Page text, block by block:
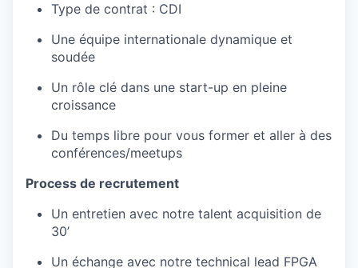
Type de contrat : CDI
Une équipe internationale dynamique et
soudée
Un rôle clé dans une start-up en pleine
croissance
Du temps libre pour vous former et aller à des
conférences/meetups
Process de recrutement
Un entretien avec notre talent acquisition de
30’
Un échange avec notre technical lead FPGA